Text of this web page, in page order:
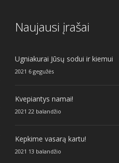
Naujausi įrašai
Ugniakurai Jūsų sodui ir kiemui
2021 6 gegužės
Kvepiantys namai!
2021 22 balandžio
Kepkime vasarą kartu!
2021 13 balandžio